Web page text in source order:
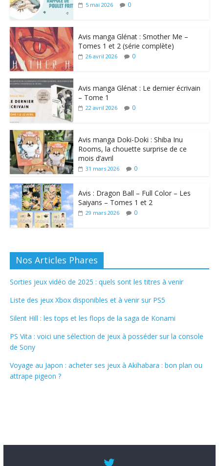
5 mai 2026 0
Avis manga Glénat : Smother Me –
Tomes 1 et 2 (série complète)
26 avril 2026 0
Avis manga Glénat : Le dernier écrivain
– Tome 1
22 avril 2026 0
Avis manga Doki-Doki : Shiba Inu
Rooms, la chouette surprise de ce
mois d’avril
31 mars 2026 0
Avis : Dragon Ball – Full Color – Les
Saiyans – Tomes 1 et 2
29 mars 2026 0
Nos Articles Phares
Sorties jeux vidéo de 2025 : quels sont les titres à venir
Liste des jeux Xbox disponibles et à venir sur PS5
Silent Hill : les tops et les flops de la saga de Konami
PS Vita : voici une sélection de jeux à posséder sur la console
de Sony
Voyage au Japon : acheter ses jeux à Akihabara : bon plan ou
attrape pigeon ?